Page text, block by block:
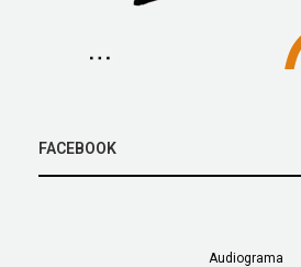
FACEBOOK
Audiograma